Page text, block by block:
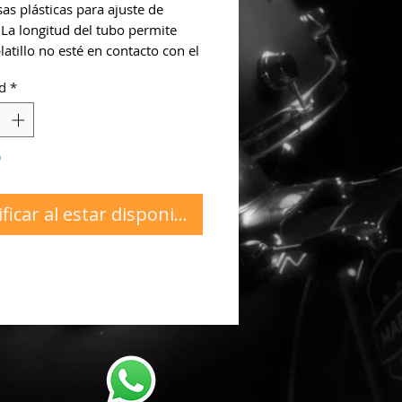
plásticas para ajuste de
longitud del tubo permite
no esté en contacto con el
y desgaste.
*
al estar disponible